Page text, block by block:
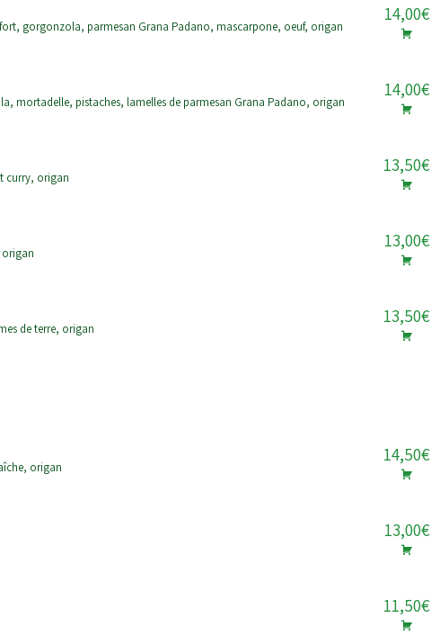
14,00€
gorgonzola, parmesan Grana Padano, mascarpone, oeuf, origan
14,00€
mortadelle, pistaches, lamelles de parmesan Grana Padano, origan
13,50€
curry, origan
13,00€
13,50€
de terre, origan
14,50€
origan
13,00€
11,50€